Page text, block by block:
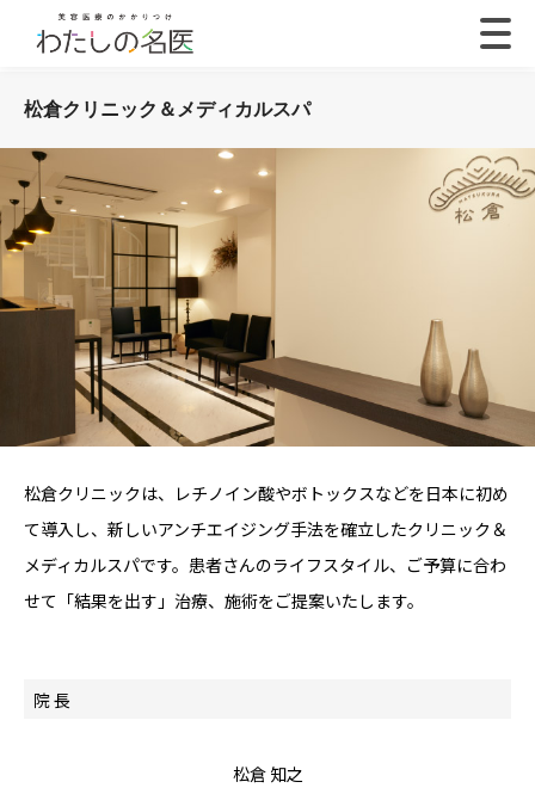
松倉クリニック＆メディカルスパ
松倉クリニックは、レチノイン酸やボトックスなどを日本に初め
て導入し、新しいアンチエイジング手法を確立したクリニック＆
メディカルスパです。患者さんのライフスタイル、ご予算に合わ
せて「結果を出す」治療、施術をご提案いたします。
院 長
松倉 知之